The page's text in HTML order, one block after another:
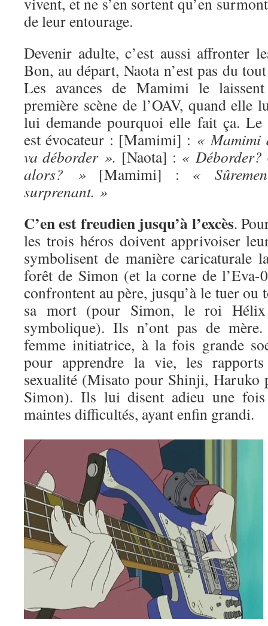
de leur entourage.
Devenir adulte, c’est aussi affronter
Bon, au départ, Naota n’est pas du
Les avances de Mamimi le
première scène de l’OAV, quand elle
lui demande pourquoi elle fait ça. Le
est évocateur : [Mamimi] : « Mamimi
va déborder ». [Naota] : « Déborder?
alors? » [Mamimi] : «
surprenant. »
C’en est freudien jusqu’à l’excès.
les trois héros doivent apprivoiser
symbolisent de manière caricaturale
forêt de Simon (et la corne de
confrontent au père, jusqu’à le tuer ou
sa mort (pour Simon, le roi
symbolique). Ils n’ont pas de
femme initiatrice, à la fois grande
pour apprendre la vie, les
sexualité (Misato pour Shinji, Haruko
Simon). Ils lui disent adieu une
maintes difficultés, ayant enfin grandi.